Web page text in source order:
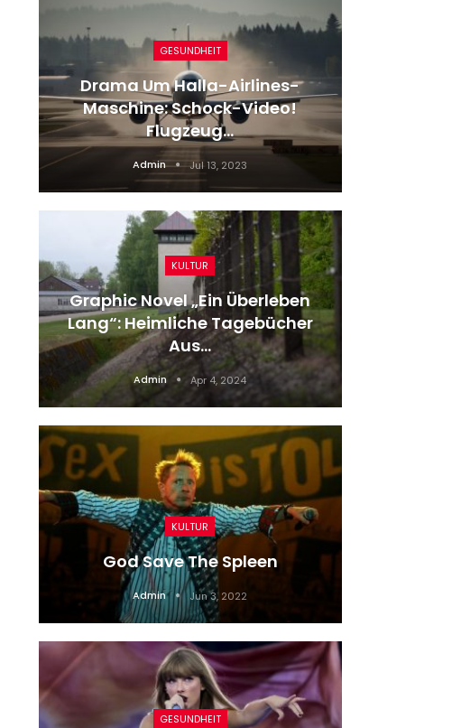
GESUNDHEIT
Drama Um Halla-Airlines-
Maschine: Schock-Video!
Flugzeug…
Admin Jul 13, 2023
KULTUR
Graphic Novel „Ein Überleben
Lang“: Heimliche Tagebücher
Aus…
Admin Apr 4, 2024
KULTUR
God Save The Spleen
Admin Jun 3, 2022
GESUNDHEIT